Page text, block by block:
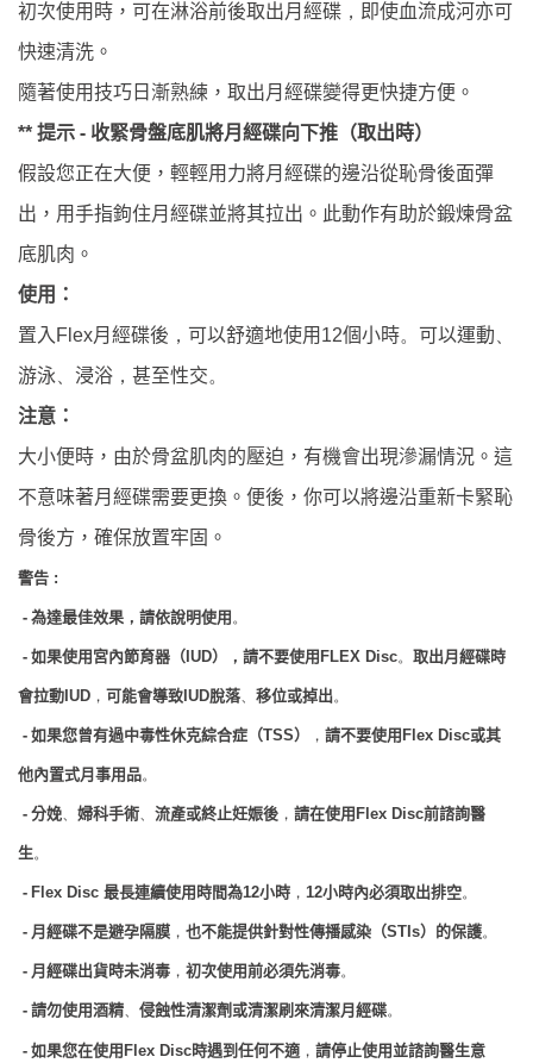
初次使用時，可在淋浴前後取出月經碟 ， 即使血流成河亦可
快速清洗。
隨著使用技巧日漸熟練，取出月經碟變得更快捷方便。
** 提示- 收緊骨盤底肌將月經碟向下推（取出時）
假設您正在大便，輕輕用力將月經碟的邊沿從恥骨後面彈
出，用手指鉤住月經碟並將其拉出。此動作有助於鍛煉骨盆
底肌肉。
使用：
置入Flex月經碟後 ， 可以舒適地使用12個小時。 可以運動
游泳 浸浴 ， 甚至性交。
注意：
大小便時，由於骨盆肌肉的壓迫，有機會出現滲漏情況。這
不意味著月經碟需要更換。便後，你可以將邊沿重新卡緊恥
骨後方，確保放置牢固。
警告 :
-為達最佳效果 ， 請依說明使用。
-如果使用宮內節育器（ IUD） ， 請不要使用 FLEX Disc。 取出月經碟時
會拉動 IUD ， 可能會導致 IUD脫落、 移位或掉出。
-如果您曾有過中毒性休克綜合症（TSS） ， 請不要使用 Flex Disc或其
他內置式月事用品。
-分娩、 婦科手術、 流產或終止妊娠後 ， 請在使用 Flex Disc前諮詢醫
生。
- Flex Disc 最長連續使用時間為12小時 ， 12小時內必須取出排空。
- 月經碟不是避孕隔膜 ， 也不能提供針對性傳播感染（STIs）的保護。
- 月經碟出貨時未消毒 ， 初次使用前必須先消毒。
-請勿使用酒精、 侵蝕性清潔劑或清潔刷來清潔月經碟。
-如果您在使用 Flex Disc時遇到任何不適 ， 請停止使用並諮詢醫生意